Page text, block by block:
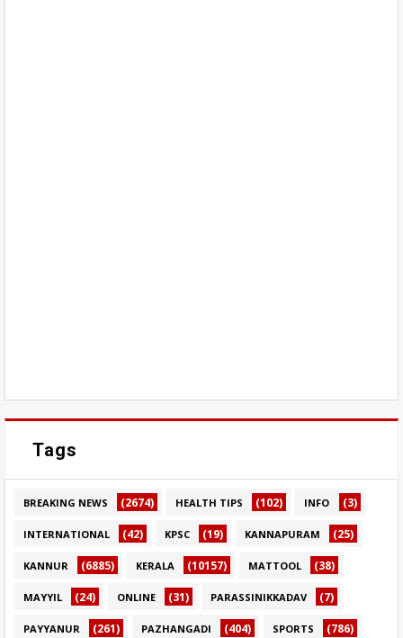
Tags
BREAKING NEWS (2674) HEALTH TIPS (102) INFO (3)
INTERNATIONAL (42) KPSC (19) KANNAPURAM (25)
KANNUR (6885) KERALA (10157) MATTOOL (38)
MAYYIL (24) ONLINE (31) PARASSINIKKADAV (7)
PAYYANUR (261) PAZHANGADI (404) SPORTS (786)